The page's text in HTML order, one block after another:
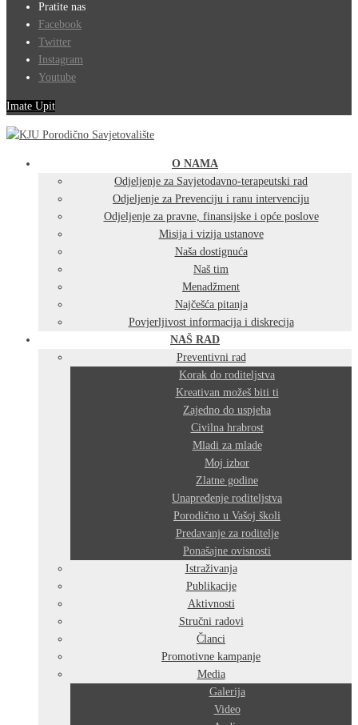
Pratite nas
Facebook
Twitter
Instagram
Youtube
Imate Upit
O NAMA
Odjeljenje za Savjetodavno-terapeutski rad
Odjeljenje za Prevenciju i ranu intervenciju
Odjeljenje za pravne, finansijske i opće poslove
Misija i vizija ustanove
Naša dostignuća
Naš tim
Menadžment
Najčešća pitanja
Povjerljivost informacija i diskrecija
NAŠ RAD
Preventivni rad
Korak do roditeljstva
Kreativan možeš biti ti
Zajedno do uspjeha
Civilna hrabrost
Mladi za mlade
Moj izbor
Zlatne godine
Unapređenje roditeljstva
Porodično u Vašoj školi
Predavanje za roditelje
Ponašajne ovisnosti
Istraživanja
Publikacije
Aktivnosti
Stručni radovi
Članci
Promotivne kampanje
Media
Galerija
Video